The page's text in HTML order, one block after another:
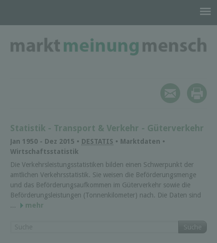
Statistik - Transport & Verkehr - Güterverkehr
Jan 1950 - Dez 2015 • DESTATIS • Marktdaten •
Wirtschaftsstatistik
Die Verkehrs­leistungs­statistiken bilden einen Schwer­punkt der
amtlichen Verkehrs­statistik. Sie weisen die Beförderungs­menge
und das Beförderungs­aufkommen im Güterverkehr sowie die
Beförderungs­leistungen (Tonnen­kilometer) nach. Die Daten sind
...
mehr
Suche